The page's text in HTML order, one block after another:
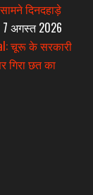
दिनदहाड़े
7 अगस्त 2026
चूरू के सरकारी
गिरा छत का